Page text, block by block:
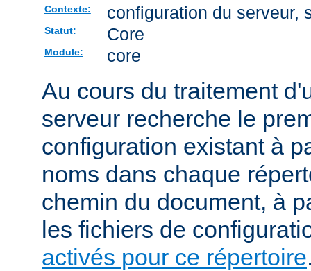
Contexte: configuration du serveur,
Statut: Core
Module: core
Au cours du traitement
serveur recherche le
configuration existant à
noms dans chaque
chemin du document, à
les fichiers de
activés pour ce répertoire